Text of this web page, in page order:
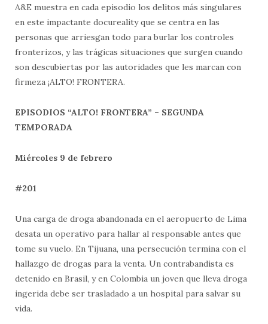
A&E muestra en cada episodio los delitos más singulares
en este impactante docureality que se centra en las
personas que arriesgan todo para burlar los controles
fronterizos, y las trágicas situaciones que surgen cuando
son descubiertas por las autoridades que les marcan con
firmeza ¡ALTO! FRONTERA.
EPISODIOS “ALTO! FRONTERA” – SEGUNDA
TEMPORADA
Miércoles 9 de febrero
#201
Una carga de droga abandonada en el aeropuerto de Lima
desata un operativo para hallar al responsable antes que
tome su vuelo. En Tijuana, una persecución termina con el
hallazgo de drogas para la venta. Un contrabandista es
detenido en Brasil, y en Colombia un joven que lleva droga
ingerida debe ser trasladado a un hospital para salvar su
vida.